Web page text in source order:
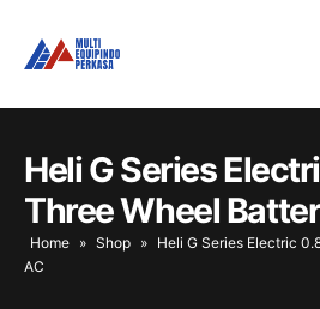
Heli G Series
Three Wheel
Home » Shop » Heli G Series Electric
AC